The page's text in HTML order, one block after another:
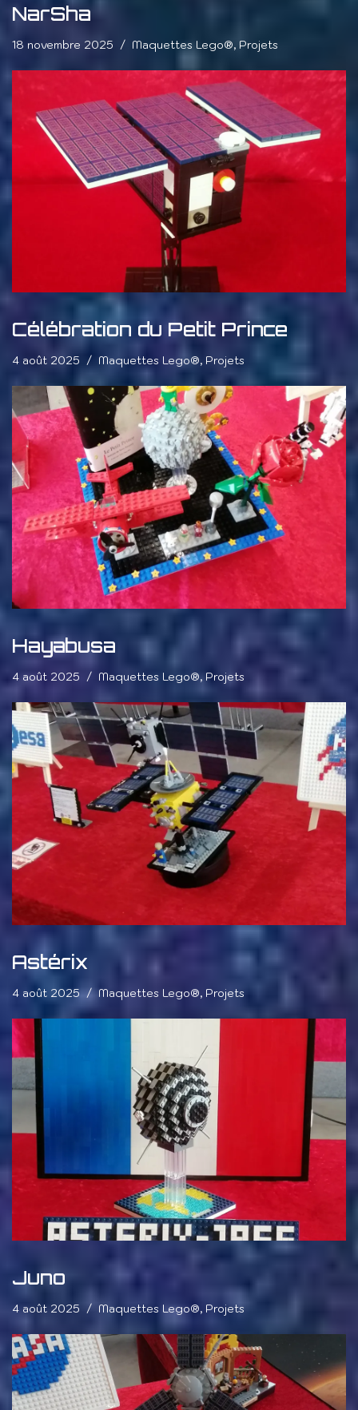
NarSha
18 novembre 2025 Maquettes Lego®, Projets
Célébration du Petit Prince
4 août 2025 Maquettes Lego®, Projets
Hayabusa
4 août 2025 Maquettes Lego®, Projets
Astérix
4 août 2025 Maquettes Lego®, Projets
Juno
4 août 2025 Maquettes Lego®, Projets